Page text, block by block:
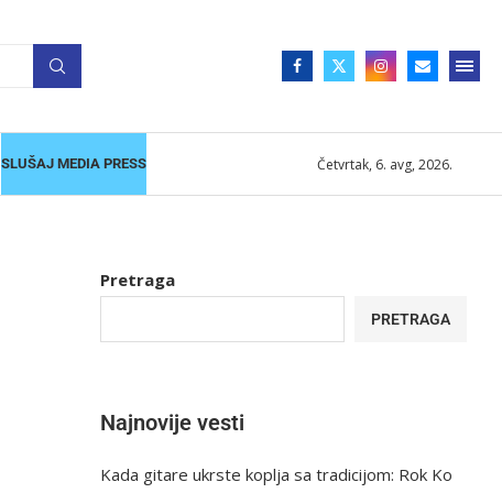
SLUŠAJ MEDIA PRESS Četvrtak, 6. avg, 2026.
Pretraga
PRETRAGA
Najnovije vesti
Kada gitare ukrste koplja sa tradicijom: Rok Ko